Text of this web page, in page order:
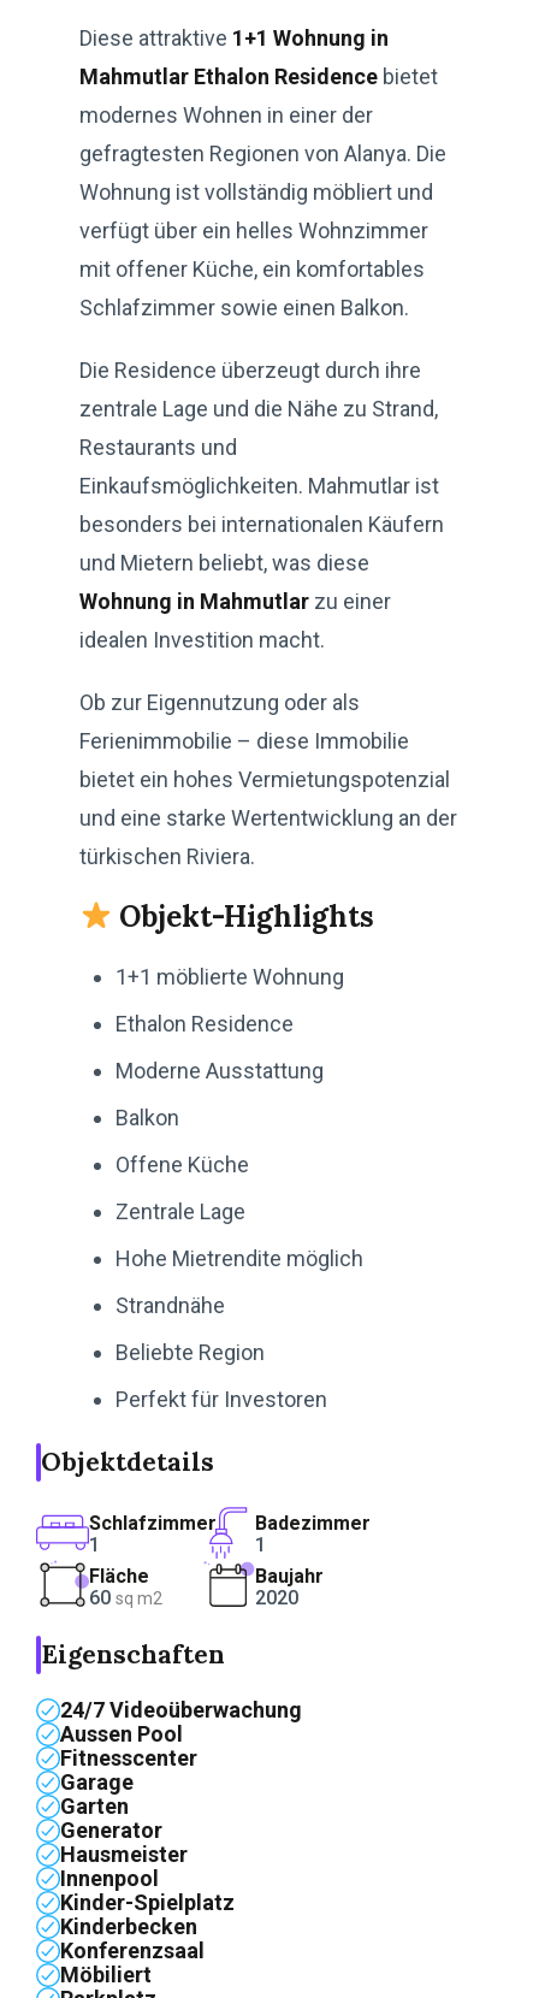
Diese attraktive 1+1 Wohnung in
Mahmutlar Ethalon Residence bietet
modernes Wohnen in einer der
gefragtesten Regionen von Alanya. Die
Wohnung ist vollständig möbliert und
verfügt über ein helles Wohnzimmer
mit offener Küche, ein komfortables
Schlafzimmer sowie einen Balkon.
Die Residence überzeugt durch ihre
zentrale Lage und die Nähe zu Strand,
Restaurants und
Einkaufsmöglichkeiten. Mahmutlar ist
besonders bei internationalen Käufern
und Mietern beliebt, was diese
Wohnung in Mahmutlar zu einer
idealen Investition macht.
Ob zur Eigennutzung oder als
Ferienimmobilie – diese Immobilie
bietet ein hohes Vermietungspotenzial
und eine starke Wertentwicklung an der
türkischen Riviera.
Objekt-Highlights
1+1 möblierte Wohnung
Ethalon Residence
Moderne Ausstattung
Balkon
Offene Küche
Zentrale Lage
Hohe Mietrendite möglich
Strandnähe
Beliebte Region
Perfekt für Investoren
Objektdetails
Schlafzimmer
1
Badezimmer
1
Fläche
60 sq m2
Baujahr
2020
Eigenschaften
24/7 Videoüberwachung
Aussen Pool
Fitnesscenter
Garage
Garten
Generator
Hausmeister
Innenpool
Kinder-Spielplatz
Kinderbecken
Konferenzsaal
Möbiliert